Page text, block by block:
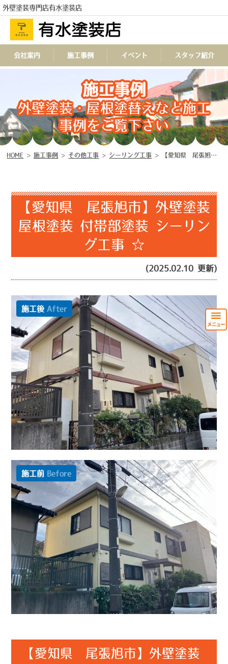
外壁塗装専門店有水塗装店
TEL
会社案内 施工事例 イベント スタッフ紹介
施工事例
外壁塗装・屋根塗替えなど施工
事例をご覧下さい
HOME > 施工事例 > その他工事 > シーリング工事 > 【愛知県 尾張旭市】外壁塗装 屋根塗装 付帯部塗装 シーリング工事 ☆
【愛知県 尾張旭市】外壁塗装
屋根塗装 付帯部塗装 シーリン
グ工事 ☆
(2025.02.10 更新)
施工後 After
施工前 Before
【愛知県 尾張旭市】外壁塗装